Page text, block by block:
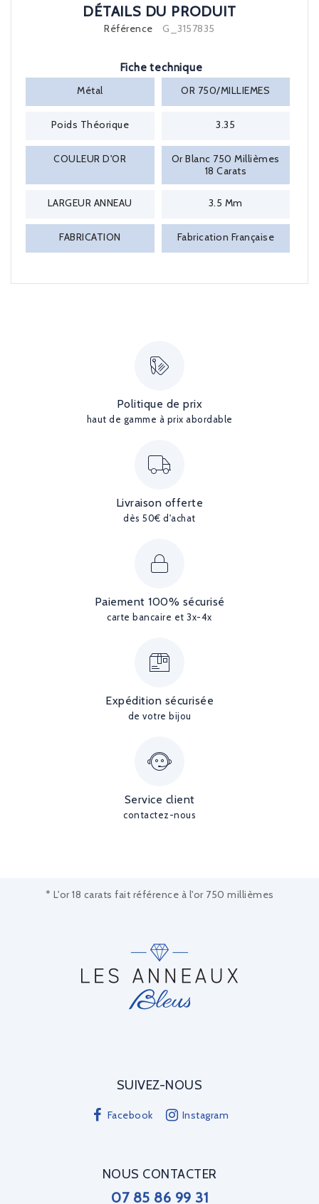
DÉTAILS DU PRODUIT
Référence G_3157835
Fiche technique
Métal
OR 750/MILLIEMES
Poids Théorique 3.35
COULEUR D'OR
Or Blanc 750 Millièmes
18 Carats
LARGEUR ANNEAU 3.5 Mm
FABRICATION Fabrication Française
Politique de prix
haut de gamme à prix abordable
Livraison offerte
dès 50€ d'achat
Paiement 100% sécurisé
carte bancaire et 3x-4x
Expédition sécurisée
de votre bijou
Service client
contactez-nous
* L'or 18 carats fait référence à l'or 750 millièmes
SUIVEZ-NOUS
Facebook Instagram
NOUS CONTACTER
07 85 86 99 31